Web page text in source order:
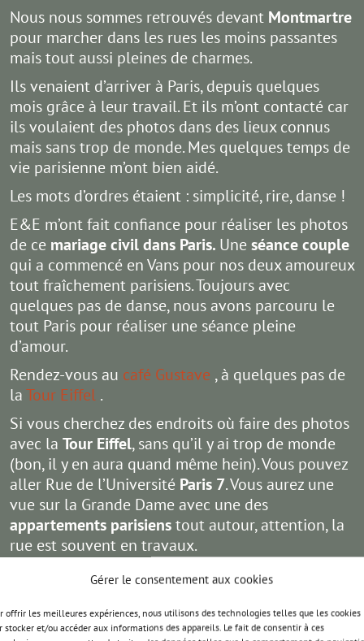
Gérer le consentement aux cookies
offrir les meilleures expériences, nous utilisons des technologies telles que les cookies
stocker et/ou accéder aux informations des appareils. Le fait de consentir à ces
Nous nous sommes retrouvés devant Montmartre
pour marcher dans les rues les moins passantes
mais tout aussi pleines de charmes.
Ils venaient d’arriver à Paris, depuis quelques
mois grâce à leur travail. Et ils m’ont contacté car
ils voulaient des photos dans des lieux connus
mais sans trop de monde. Mes quelques temps de
vie parisienne m’ont bien aidé.
Les mots d’ordres étaient : simplicité, rire, danse !
E&E m’ont fait confiance pour réaliser les photos
de ce mariage civil dans Paris. Une séance couple
qui a commencé en Vans pour nos deux amoureux
tout fraîchement parisiens. Toujours avec
quelques pas de danse, nous avons parcouru le
tout Paris pour réaliser une séance pleine
d’amour.
Rendez-vous au café Gustave , à quelques pas de
laTour Eiffel .
Si vous cherchez des endroits où faire des photos
avec la Tour Eiffel, sans qu’il y ai trop de monde
(bon, il y en aura quand même hein). Vous pouvez
aller Rue de l’Université Paris 7. Vous aurez une
vue sur la Grande Dame avec une des
appartements parisienstout autour, attention, la
rue est souvent en travaux.